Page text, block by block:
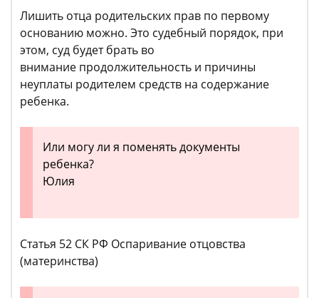
Лишить отца родительских прав по первому
основанию можно. Это судебный порядок, при
этом, суд будет брать во
внимание продолжительность и причины
неуплаты родителем средств на содержание
ребенка.
Или могу ли я поменять документы
ребенка?
Юлия
Статья 52 СК РФ Оспаривание отцовства
(материнства)